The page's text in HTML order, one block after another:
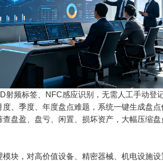
射频标签、NFC感应识别，无需人工手动登
、季度、年度盘点难题，系统一键生成盘
盘盈、盘亏、闲置、损坏资产，大幅压缩
块，对高价值设备、精密器械、机电设施